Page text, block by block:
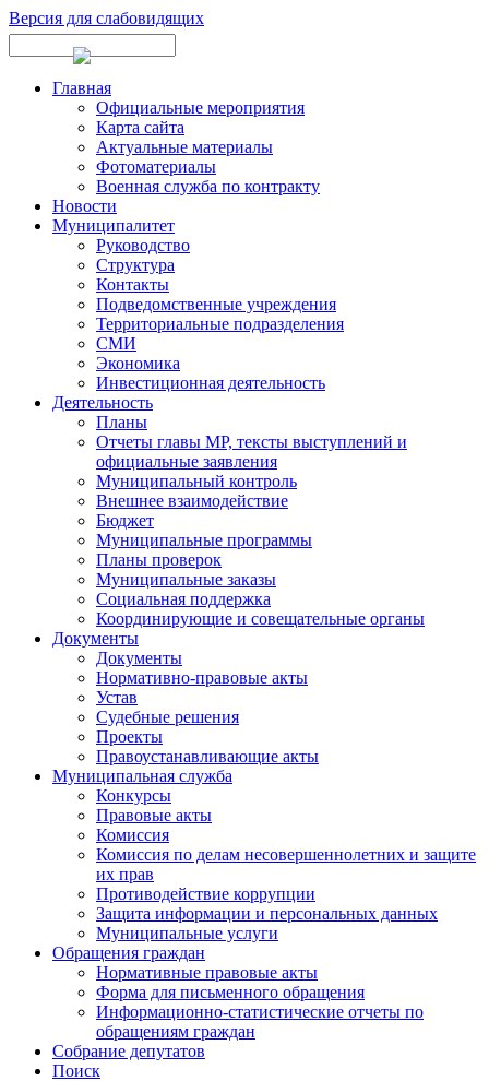
Версия для слабовидящих
Главная
Официальные мероприятия
Карта сайта
Актуальные материалы
Фотоматериалы
Военная служба по контракту
Новости
Муниципалитет
Руководство
Структура
Контакты
Подведомственные учреждения
Территориальные подразделения
СМИ
Экономика
Инвестиционная деятельность
Деятельность
Планы
Отчеты главы МР, тексты выступлений и
официальные заявления
Муниципальный контроль
Внешнее взаимодействие
Бюджет
Муниципальные программы
Планы проверок
Муниципальные заказы
Социальная поддержка
Координирующие и совещательные органы
Документы
Документы
Нормативно-правовые акты
Устав
Судебные решения
Проекты
Правоустанавливающие акты
Муниципальная служба
Конкурсы
Правовые акты
Комиссия
Комиссия по делам несовершеннолетних и защите
их прав
Противодействие коррупции
Защита информации и персональных данных
Муниципальные услуги
Обращения граждан
Нормативные правовые акты
Форма для письменного обращения
Информационно-статистические отчеты по
обращениям граждан
Собрание депутатов
Поиск